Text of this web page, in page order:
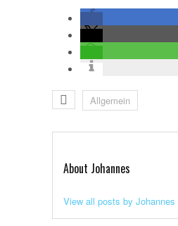
Allgemein
About Johannes
View all posts by Johannes